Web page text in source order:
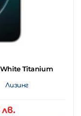
White Titanium
Лизинг
лв.